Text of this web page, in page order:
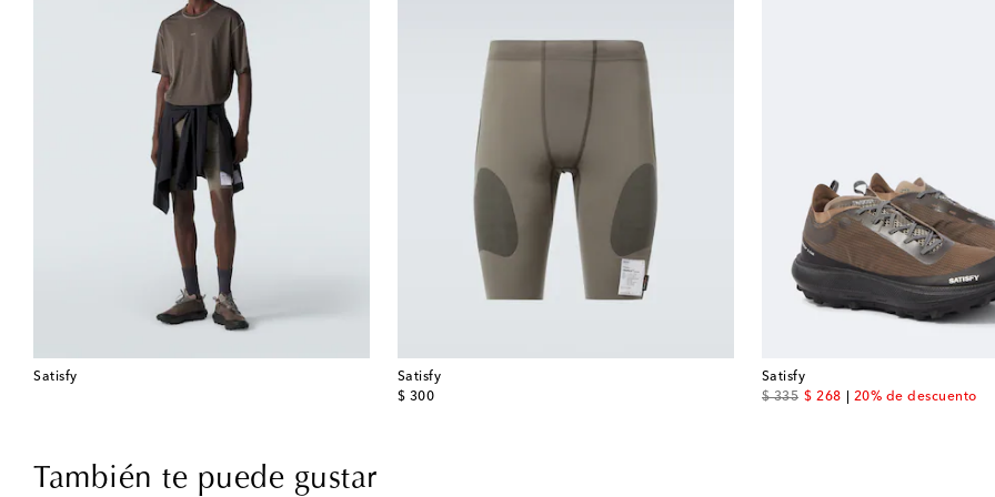
Satisfy
Satisfy
$ 300
original price
Satisfy
$ 335
original price
$ 268
discount price20% de descuento
También te puede gustar